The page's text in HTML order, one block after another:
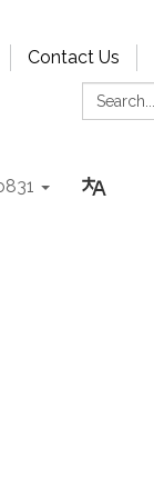
Contact Us
Search: